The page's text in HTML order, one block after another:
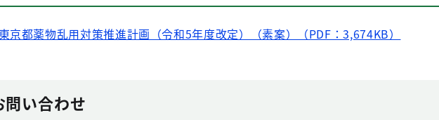
東京都薬物乱用対策推進計画（令和5年度改定）（素案）（PDF：3,674KB）
問い合わせ